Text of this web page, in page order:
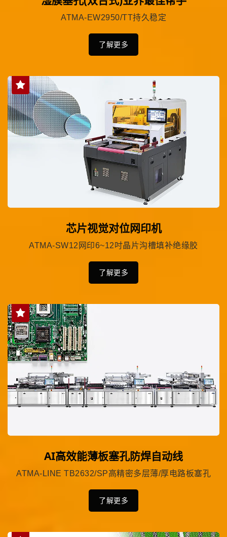
ATMA-EW2950/TT持久稳定
了解更多
芯片视觉对位网印机
ATMA-SW12网印6~12吋晶片沟槽填补绝缘胶
了解更多
AI高效能薄板塞孔防焊自动线
ATMA-LINE TB2632/SP高精密多层薄/厚电路板塞孔
了解更多